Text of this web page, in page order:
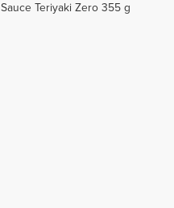
Sauce Teriyaki Zero 355 g